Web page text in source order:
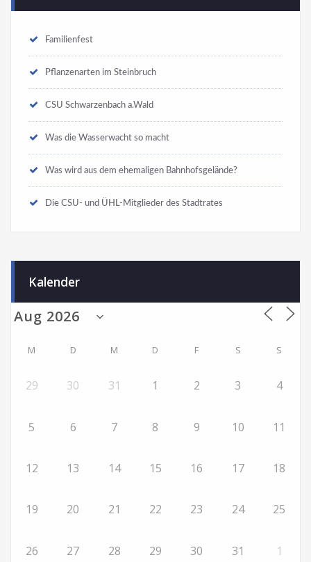
Familienfest
Pflanzenarten im Steinbruch
CSU Schwarzenbach a.Wald
Was die Wasserwacht so macht
Was wird aus dem ehemaligen Bahnhofsgelände?
Die CSU- und ÜHL-Mitglieder des Stadtrates
Kalender
M D M D F S S
29 30 31 1 2 3 4
5 6 7 8 9 10 11
12 13 14 15 16 17 18
19 20 21 22 23 24 25
26 27 28 29 30 31 1